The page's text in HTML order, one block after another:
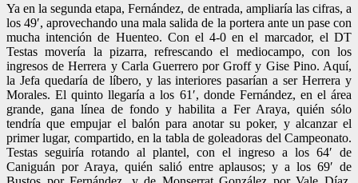
Ya en la segunda etapa, Fernández, de entrada, ampliaría las cifras, a
los 49′, aprovechando una mala salida de la portera ante un pase con
mucha intención de Huenteo. Con el 4-0 en el marcador, el DT
Testas movería la pizarra, refrescando el mediocampo, con los
ingresos de Herrera y Carla Guerrero por Groff y Gise Pino. Aquí,
la Jefa quedaría de líbero, y las interiores pasarían a ser Herrera y
Morales. El quinto llegaría a los 61′, donde Fernández, en el área
grande, gana línea de fondo y habilita a Fer Araya, quién sólo
tendría que empujar el balón para anotar su poker, y alcanzar el
primer lugar, compartido, en la tabla de goleadoras del Campeonato.
Testas seguiría rotando al plantel, con el ingreso a los 64′ de
Caniguán por Araya, quién salió entre aplausos; y a los 69′ de